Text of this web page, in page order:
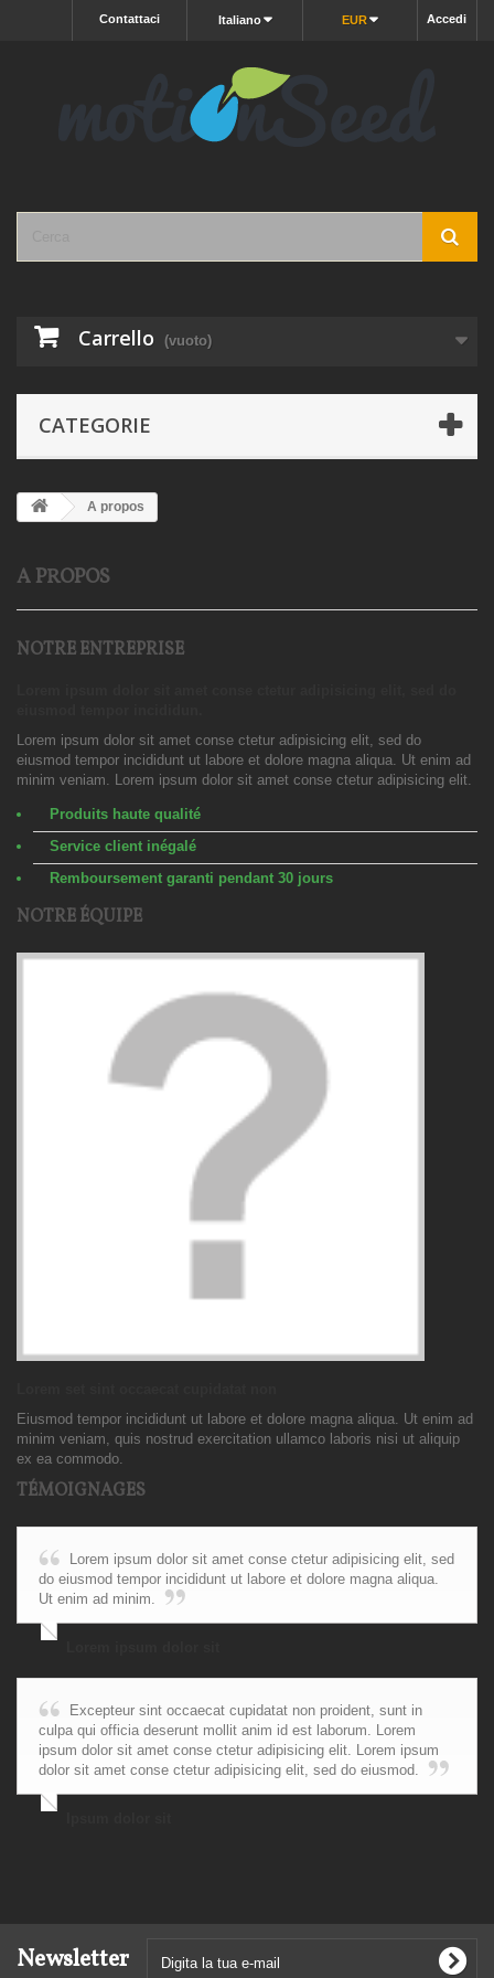
Accedi
EUR
Italiano
Contattaci
Carrello (vuoto)
CATEGORIE
A propos
A PROPOS
NOTRE ENTREPRISE
Lorem ipsum dolor sit amet conse ctetur adipisicing elit, sed do
eiusmod tempor incididunt ut labore et dolore magna aliqua. Ut enim ad
minim veniam. Lorem ipsum dolor sit amet conse ctetur adipisicing elit.
Produits haute qualité
Service client inégalé
Remboursement garanti pendant 30 jours
NOTRE ÉQUIPE
Eiusmod tempor incididunt ut labore et dolore magna aliqua. Ut enim ad
minim veniam, quis nostrud exercitation ullamco laboris nisi ut aliquip
ex ea commodo.
TÉMOIGNAGES
Lorem ipsum dolor sit amet conse ctetur adipisicing elit, sed
do eiusmod tempor incididunt ut labore et dolore magna aliqua.
Ut enim ad minim.
Excepteur sint occaecat cupidatat non proident, sunt in
culpa qui officia deserunt mollit anim id est laborum. Lorem
ipsum dolor sit amet conse ctetur adipisicing elit. Lorem ipsum
dolor sit amet conse ctetur adipisicing elit, sed do eiusmod.
Newsletter